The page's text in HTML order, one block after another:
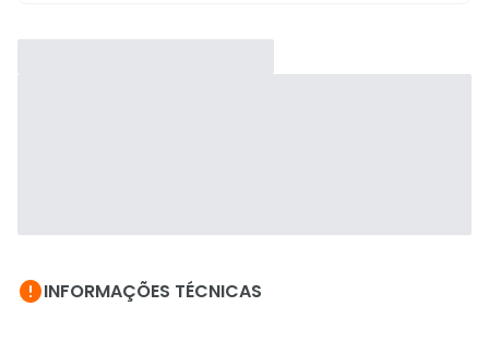
INFORMAÇÕES TÉCNICAS